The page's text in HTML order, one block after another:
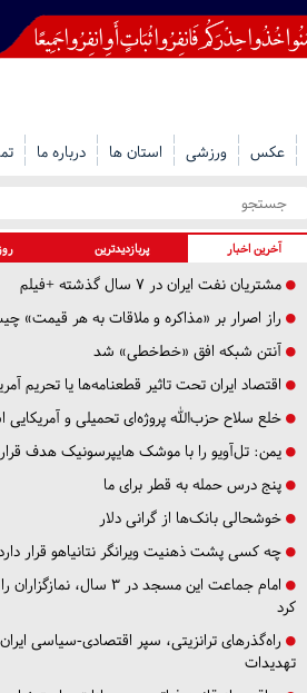
عکس ورزشی استان ها درباره ما
آخرین اخبار پربازدیدترین
مشتریان نفت ایران در ۷ سال گذشته +فیلم
راز اصرار بر «مذاکره و ملاقات به هر قیمت»
آنتن شبکه افق «خط‌خطی» شد
اقتصاد ایران تحت تاثیر قطعنامه‌ها یا تحریم‌
خلع سلاح حزب‌الله پروژه‌ای تحمیلی و
یمن: تل‌آویو را با موشک هایپرسونیک هدف قرار
پنج درس‌ حمله به قطر برای ما
خوشحالی بانک‌ها از گرانی دلار
چه کسی پشت ذهنیت ویرانگر نتانیاهو قرار
کرد
راه‌گذرهای ترانزیتی، سپر اقتصادی-سیاسی ایران
تهدیدات